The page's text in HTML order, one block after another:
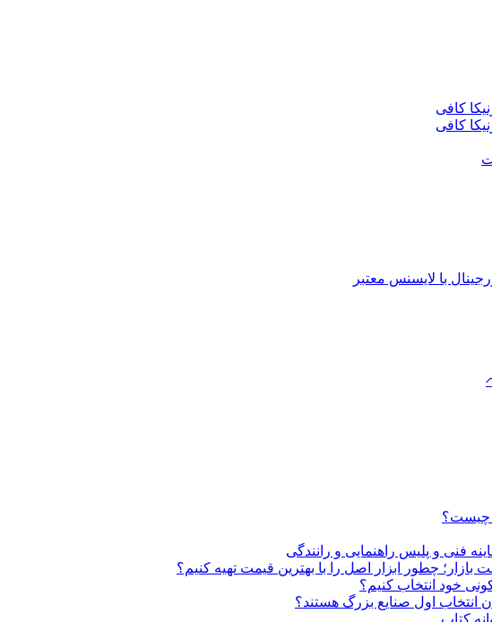
کافی
کافی
با لایسنس معتبر
چیست؟
فنی و پلیس راهنمایی و رانندگی
چطور ابزار اصل را با بهترین قیمت تهیه کنیم؟
خود انتخاب کنیم؟
کتاب